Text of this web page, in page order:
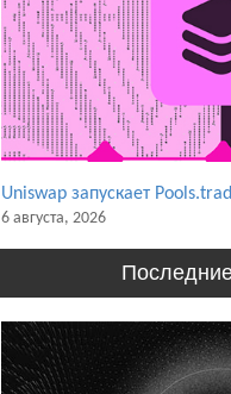
Uniswap запускает
6 августа, 2026